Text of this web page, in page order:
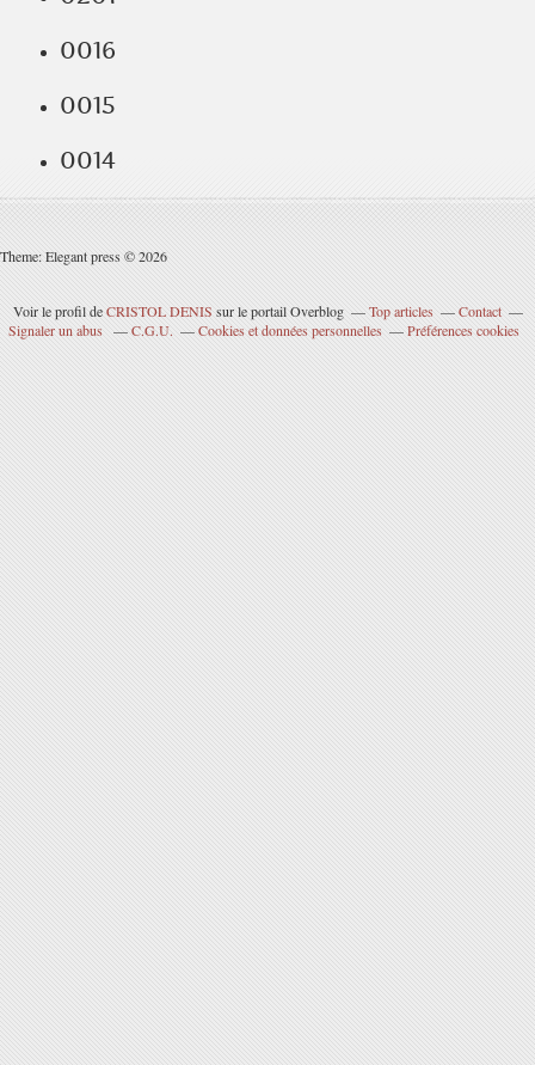
0016
0015
0014
Theme: Elegant press © 2026
Voir le profil deCRISTOL DENIS sur le portail Overblog Top articles
Contact
Signaler un abus
C.G.U. Cookies et données personnelles Préférences cookies